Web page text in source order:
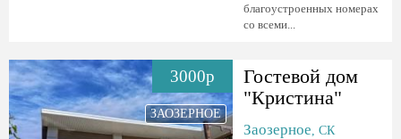
благоустроенных номерах
со всеми...
3000р
ЗАОЗЕРНОЕ
Гостевой дом
"Кристина"
Заозерное, СК